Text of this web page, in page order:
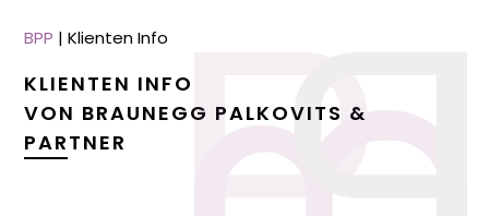
BPP |Klienten Info
KLIENTEN INFO
VON BRAUNEGG PALKOVITS &
PARTNER